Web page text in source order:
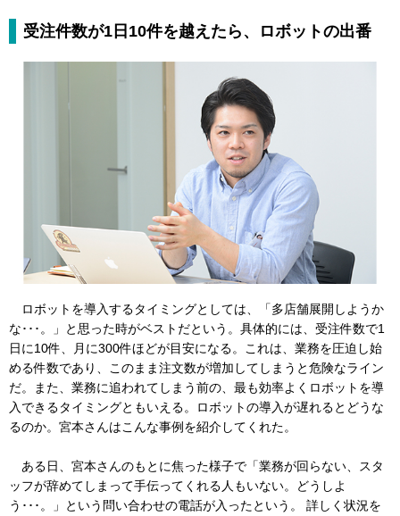
受注件数が1日10件を越えたら、ロボットの出番
ロボットを導入するタイミングとしては、「多店舗展開しようか
な･･･。」と思った時がベストだという。具体的には、受注件数で1
日に10件、月に300件ほどが目安になる。これは、業務を圧迫し始
める件数であり、このまま注文数が増加してしまうと危険なライン
だ。また、業務に追われてしまう前の、最も効率よくロボットを導
入できるタイミングともいえる。ロボットの導入が遅れるとどうな
るのか。宮本さんはこんな事例を紹介してくれた。
ある日、宮本さんのもとに焦った様子で「業務が回らない、スタ
ッフが辞めてしまって手伝ってくれる人もいない。どうしよ
う･･･。」という問い合わせの電話が入ったという。 詳しく状況を